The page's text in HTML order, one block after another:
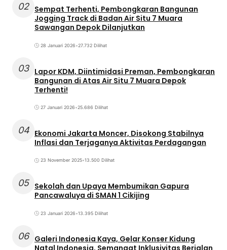
02 Sempat Terhenti, Pembongkaran Bangunan
Jogging Track di Badan Air Situ 7 Muara
Sawangan Depok Dilanjutkan
28 Januari 2026•27.732 Dilihat
03 Lapor KDM, Diintimidasi Preman, Pembongkaran
Bangunan di Atas Air Situ 7 Muara Depok
Terhenti!
27 Januari 2026•25.686 Dilihat
04 Ekonomi Jakarta Moncer, Disokong Stabilnya
Inflasi dan Terjaganya Aktivitas Perdagangan
23 November 2025•13.500 Dilihat
05 Sekolah dan Upaya Membumikan Gapura
Pancawaluya di SMAN 1 Cikijing
23 Januari 2026•13.395 Dilihat
06 Galeri Indonesia Kaya, Gelar Konser Kidung